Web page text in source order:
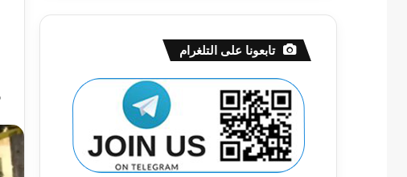
تابعونا على التلغرام